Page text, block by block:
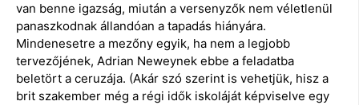
van benne igazság, miután a versenyzők nem véletlenül
panaszkodnak állandóan a tapadás hiányára.
Mindenesetre a mezőny egyik, ha nem a legjobb
tervezőjének, Adrian Neweynek ebbe a feladatba
beletört a ceruzája. (Akár szó szerint is vehetjük, hisz a
brit szakember még a régi idők iskoláját képviselve egy